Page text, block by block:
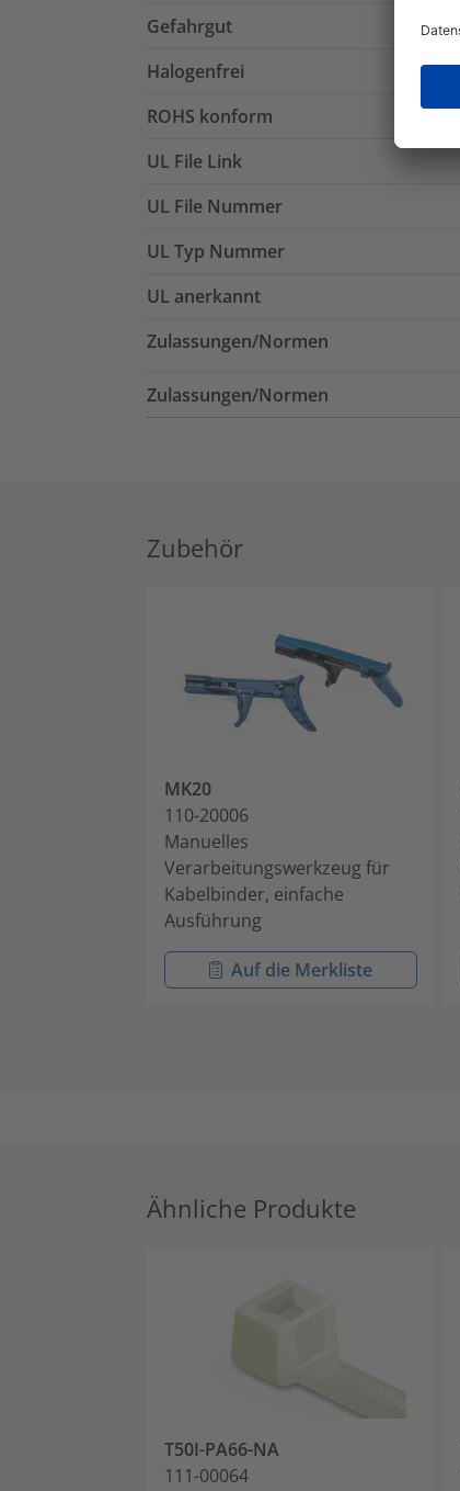
Gefahrgut
Halogenfrei
ROHS konform
UL File Link
UL File Nummer
UL Typ Nummer
UL anerkannt
Zulassungen/Normen
Zulassungen/Normen
Zubehör
MK20
110-20006
Manuelles
Verarbeitungswerkzeug für
Kabelbinder, einfache
Ausführung
Auf die Merkliste
Ähnliche Produkte
T50I-PA66-NA
111-00064